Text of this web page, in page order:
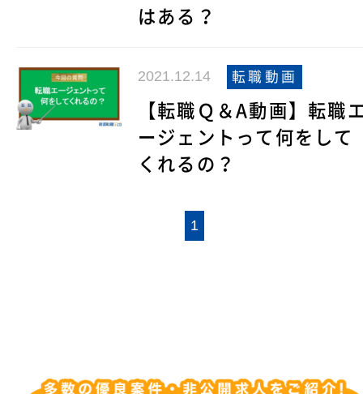
はある？
2021.12.14 転職動画
【転職Ｑ＆A動画】転職
ージェントって何をして
くれるの？
1